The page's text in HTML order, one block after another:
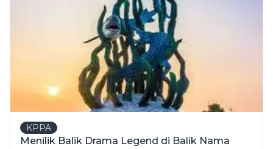
KPPA
Menilik Balik Drama Legend di Balik Nama